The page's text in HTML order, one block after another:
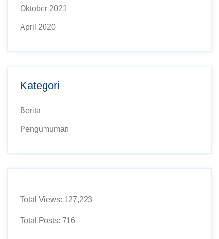
Oktober 2021
April 2020
Kategori
Berita
Pengumuman
Total Views: 127,223
Total Posts: 716